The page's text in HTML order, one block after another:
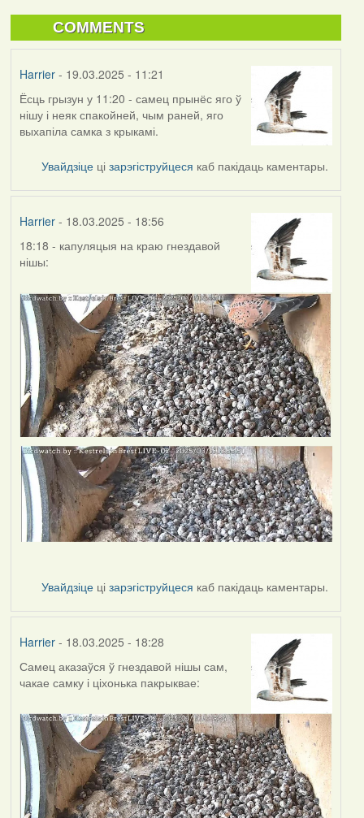
COMMENTS
Harrier- 19.03.2025 - 11:21
Ёсць грызун у 11:20 - самец прынёс яго ў
нішу і неяк спакойней, чым раней, яго
выхапіла самка з крыкамі.
Увайдзіце цізарэгіструйцеся каб пакідаць каментары.
Harrier- 18.03.2025 - 18:56
18:18 - капуляцыя на краю гнездавой
нішы:
Увайдзіце цізарэгіструйцеся каб пакідаць каментары.
Harrier- 18.03.2025 - 18:28
Самец аказаўся ў гнездавой нішы сам,
чакае самку і ціхонька пакрыквае: